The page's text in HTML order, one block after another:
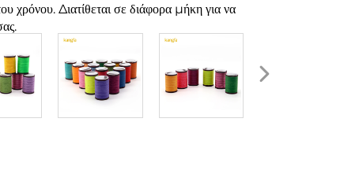
χρόνου. Διατίθεται σε διάφορα μήκη για να